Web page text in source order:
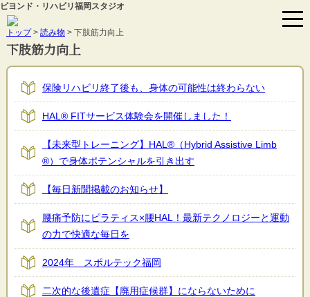
ビヨンド・リハビリ福岡スタジオ
トップ> 読み物 > 下肢筋力向上
下肢筋力向上
保険リハビリ終了後も、身体の可能性は終わらない
HAL®︎ FITサービス体験会を開催しました！
【未来型トレーニング】HAL®︎（Hybrid Assistive Limb
®︎）で身体ポテンシャルを引き出す
【毎日新聞掲載のお知らせ】
腰痛予防にピラティス×腰HAL！最新テクノロジーと運動
の力で快適な毎日を
2024年 スポルテック福岡
二次的な後遺症【廃用症候群】にならないために